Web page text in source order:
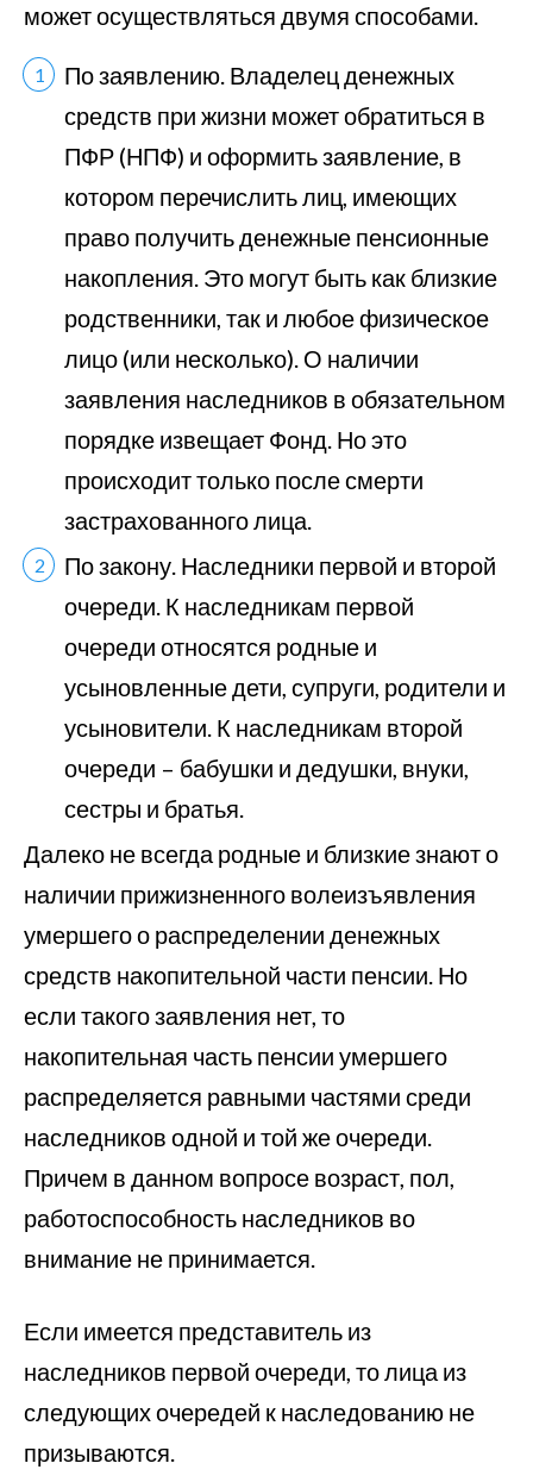
может осуществляться двумя способами.
По заявлению. Владелец денежных
средств при жизни может обратиться в
ПФР (НПФ) и оформить заявление, в
котором перечислить лиц, имеющих
право получить денежные пенсионные
накопления. Это могут быть как близкие
родственники, так и любое физическое
лицо (или несколько). О наличии
заявления наследников в обязательном
порядке извещает Фонд. Но это
происходит только после смерти
застрахованного лица.
По закону. Наследники первой и второй
очереди. К наследникам первой
очереди относятся родные и
усыновленные дети, супруги, родители и
усыновители. К наследникам второй
очереди – бабушки и дедушки, внуки,
сестры и братья.
Далеко не всегда родные и близкие знают о
наличии прижизненного волеизъявления
умершего о распределении денежных
средств накопительной части пенсии. Но
если такого заявления нет, то
накопительная часть пенсии умершего
распределяется равными частями среди
наследников одной и той же очереди.
Причем в данном вопросе возраст, пол,
работоспособность наследников во
внимание не принимается.
Если имеется представитель из
наследников первой очереди, то лица из
следующих очередей к наследованию не
призываются.